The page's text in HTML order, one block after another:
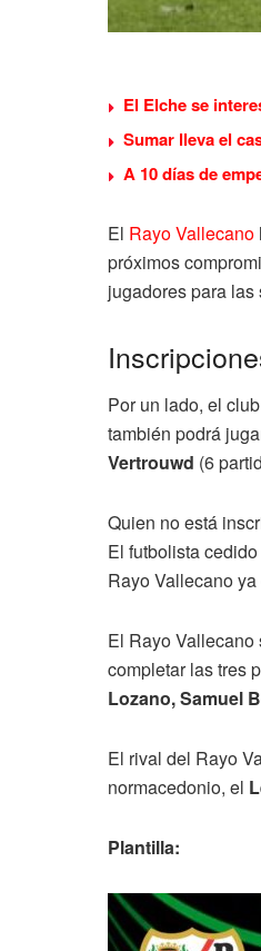
El Elche se
Sumar lleva el
A 10 días de
El Rayo Vallecano
próximos
jugadores para
Por un lado, el
también podrá
Vertrouwd (6
Quien no está
El futbolista
Rayo Vallecano
El Rayo Vallecano
completar las tres
Lozano, Samuel
El rival del Rayo
normacedonio, el
Plantilla: